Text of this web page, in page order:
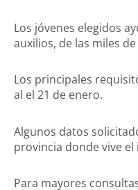
Los jóvenes elegidos
auxilios, de las miles
Los principales
al el 21 de enero.
Algunos datos
provincia donde vive
Para mayores